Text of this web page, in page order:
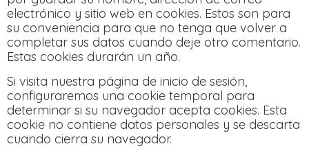
electrónico y sitio web en cookies. Estos son para
su conveniencia para que no tenga que volver a
completar sus datos cuando deje otro comentario.
Estas cookies durarán un año.
Si visita nuestra página de inicio de sesión,
configuraremos una cookie temporal para
determinar si su navegador acepta cookies. Esta
cookie no contiene datos personales y se descarta
cuando cierra su navegador.